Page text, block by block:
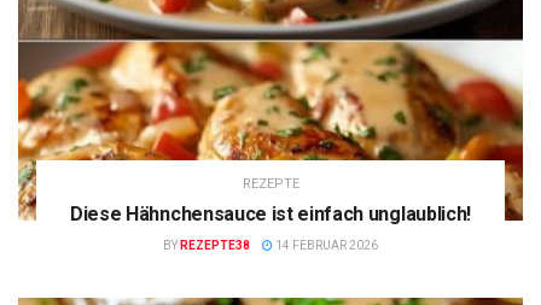
REZEPTE
Diese Hähnchensauce ist einfach unglaublich!
BY REZEPTE38 14 FEBRUAR 2026